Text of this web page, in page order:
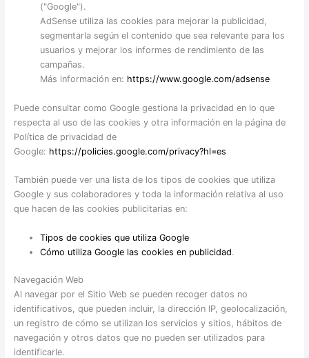
("Google").
AdSense utiliza las cookies para mejorar la publicidad,
segmentarla según el contenido que sea relevante para los
usuarios y mejorar los informes de rendimiento de las
campañas.
Más información en: https://www.google.com/adsense
Puede consultar como Google gestiona la privacidad en lo que
respecta al uso de las cookies y otra información en la página de
Política de privacidad de
Google: https://policies.google.com/privacy?hl=es
También puede ver una lista de los tipos de cookies que utiliza
Google y sus colaboradores y toda la información relativa al uso
que hacen de las cookies publicitarias en:
Tipos de cookies que utiliza Google
Cómo utiliza Google las cookies en publicidad.
Navegación Web
Al navegar por el Sitio Web se pueden recoger datos no
identificativos, que pueden incluir, la dirección IP, geolocalización,
un registro de cómo se utilizan los servicios y sitios, hábitos de
navegación y otros datos que no pueden ser utilizados para
identificarle.